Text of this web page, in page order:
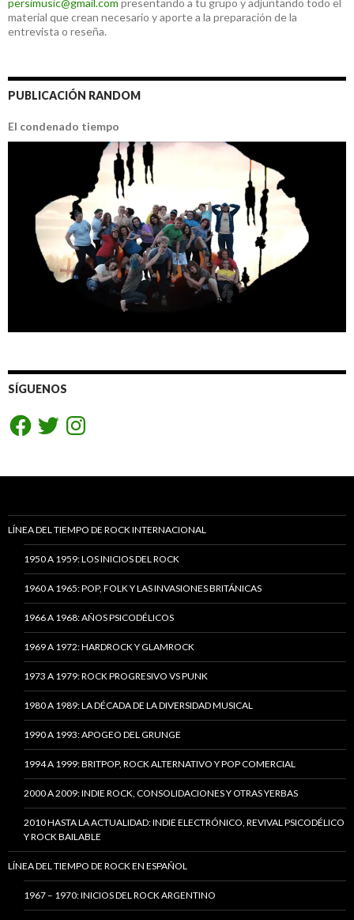
persimusic@gmail.com presentando a tu grupo y adjuntando todo el
material que crean necesario y aporte a la preparación de la
entrevista o reseña.
PUBLICACIÓN RANDOM
El condenado tiempo
SÍGUENOS
FacebookTwitterInstagram
LÍNEA DEL TIEMPO DE ROCK INTERNACIONAL
1950 A 1959: LOS INICIOS DEL ROCK
1960 A 1965: POP, FOLK Y LAS INVASIONES BRITÁNICAS
1966 A 1968: AÑOS PSICODÉLICOS
1969 A 1972: HARDROCK Y GLAMROCK
1973 A 1979: ROCK PROGRESIVO VS PUNK
1980 A 1989: LA DÉCADA DE LA DIVERSIDAD MUSICAL
1990 A 1993: APOGEO DEL GRUNGE
1994 A 1999: BRITPOP, ROCK ALTERNATIVO Y POP COMERCIAL
2000 A 2009: INDIE ROCK, CONSOLIDACIONES Y OTRAS YERBAS
2010 HASTA LA ACTUALIDAD: INDIE ELECTRÓNICO, REVIVAL PSICODÉLICO
Y ROCK BAILABLE
LÍNEA DEL TIEMPO DE ROCK EN ESPAÑOL
1967 – 1970: INICIOS DEL ROCK ARGENTINO